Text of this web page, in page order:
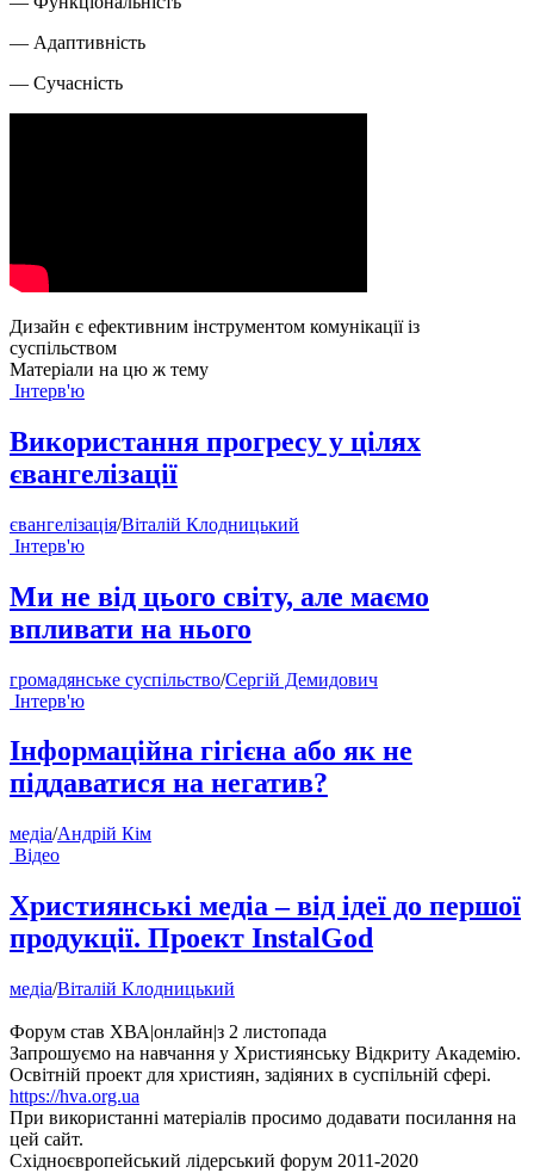
— Адаптивність
— Сучасність
Дизайн є ефективним інструментом комунікації із
суспільством
Матеріали на цю ж тему
Інтерв'ю
Використання прогресу у цілях
євангелізації
євангелізація/Віталій Клодницький
Інтерв'ю
Ми не від цього світу, але маємо
впливати на нього
громадянське суспільство/Сергій Демидович
Інтерв'ю
Інформаційна гігієна або як не
піддаватися на негатив?
медіа/Андрій Кім
Відео
Християнські медіа – від ідеї до першої
продукції. Проект InstalGod
медіа/Віталій Клодницький
Форум став ХВА|онлайн|з 2 листопада
Запрошуємо на навчання у Християнську Відкриту Академію.
Освітній проект для християн, задіяних в суспільній сфері.
https://hva.org.ua
При використанні матеріалів просимо додавати посилання на
цей сайт.
Східноєвропейський лідерський форум 2011-2020